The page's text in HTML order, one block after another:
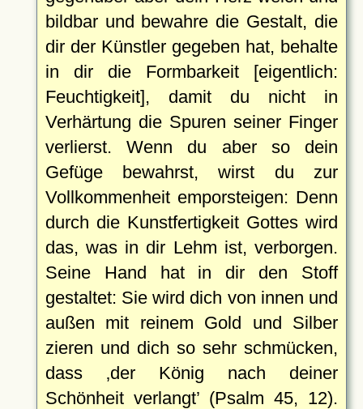
bildbar und bewahre die Gestalt, die
dir der Künstler gegeben hat, behalte
in dir die Formbarkeit [eigentlich:
Feuchtigkeit], damit du nicht in
Verhärtung die Spuren seiner Finger
verlierst. Wenn du aber so dein
Gefüge bewahrst, wirst du zur
Vollkommenheit emporsteigen: Denn
durch die Kunstfertigkeit Gottes wird
das, was in dir Lehm ist, verborgen.
Seine Hand hat in dir den Stoff
gestaltet: Sie wird dich von innen und
außen mit reinem Gold und Silber
zieren und dich so sehr schmücken,
dass
der König nach deiner
Schönheit verlangt(Psalm 45, 12).